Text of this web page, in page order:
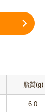
脂質(g)
6.0